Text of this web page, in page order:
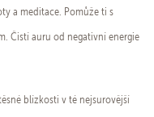
a meditace. Pomůže ti s
Čistí auru od negativní energie
blízkosti v té nejsurovější